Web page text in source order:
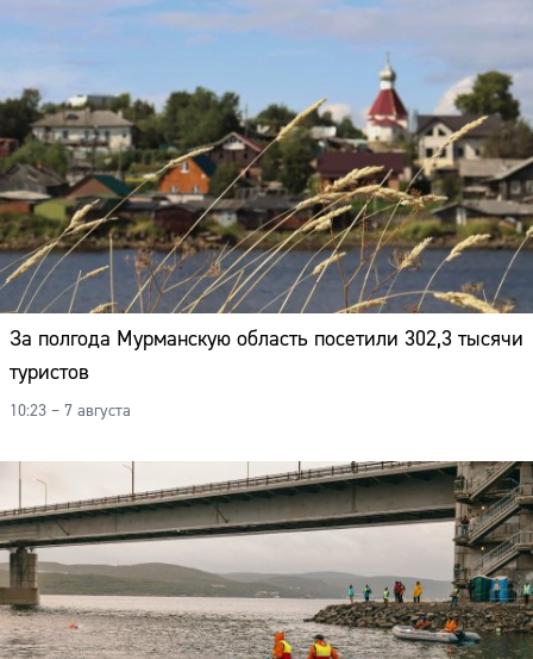
За полгода Мурманскую область посетили 302,3 тысячи
туристов
10:23 – 7 августа